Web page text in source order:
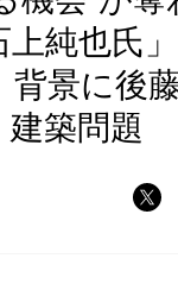
純也氏
景に後
建築問題